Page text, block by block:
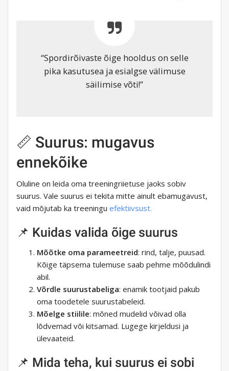
“Spordirõivaste õige hooldus on selle
pika kasutusea ja esialgse välimuse
säilimise võti!”
📏 Suurus: mugavus
ennekõike
Oluline on leida oma treeningriietuse jaoks sobiv
suurus. Vale suurus ei tekita mitte ainult ebamugavust,
vaid mõjutab ka treeningu efektiivsust.
📌 Kuidas valida õige suurus
Mõõtke oma parameetreid: rind, talje, puusad.
Kõige täpsema tulemuse saab pehme mõõdulindi
abil.
Võrdle suurustabeliga: enamik tootjaid pakub
oma toodetele suurustabeleid.
Mõelge stiilile: mõned mudelid võivad olla
lõdvemad või kitsamad. Lugege kirjeldusi ja
ülevaateid.
📌 Mida teha, kui suurus ei sobi